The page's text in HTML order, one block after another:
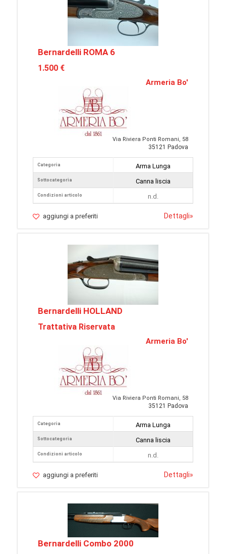
Bernardelli ROMA 6
1.500 €
Armeria Bo'
Via Riviera Ponti Romani, 58
35121 Padova
Categoria
Sottocategoria
Condizioni articolo
Arma Lunga
Canna liscia
n.d.
aggiungi a preferiti Dettagli»
Bernardelli HOLLAND
Trattativa Riservata
Armeria Bo'
Via Riviera Ponti Romani, 58
35121 Padova
Categoria
Sottocategoria
Condizioni articolo
Arma Lunga
Canna liscia
n.d.
aggiungi a preferiti Dettagli»
Bernardelli Combo 2000